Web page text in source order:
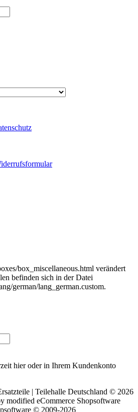
box_miscellaneous.html verändert
befinden sich in der Datei
german/lang_german.custom.
hier oder in Ihrem Kundenkonto
| Teilehalle Deutschland © 2026
modified eCommerce Shopsoftware
© 2009-2026